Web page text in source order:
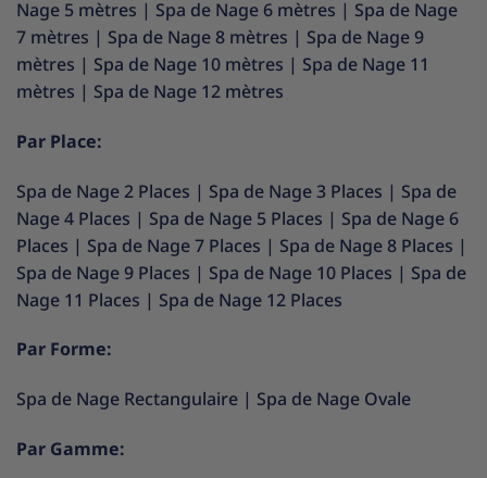
Nage 5 mètres | Spa de Nage 6 mètres | Spa de Nage
7 mètres | Spa de Nage 8 mètres | Spa de Nage 9
mètres | Spa de Nage 10 mètres | Spa de Nage 11
mètres | Spa de Nage 12 mètres
Par Place:
Spa de Nage 2 Places | Spa de Nage 3 Places | Spa de
Nage 4 Places | Spa de Nage 5 Places | Spa de Nage 6
Places | Spa de Nage 7 Places | Spa de Nage 8 Places |
Spa de Nage 9 Places | Spa de Nage 10 Places | Spa de
Nage 11 Places | Spa de Nage 12 Places
Par Forme:
Spa de Nage Rectangulaire | Spa de Nage Ovale
Par Gamme: